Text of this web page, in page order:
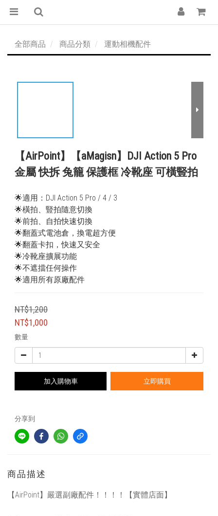
全部商品 商品分類 運動相機配件
【AirPoint】【aMagisn】DJI Action 5 Pro
金屬 快拆 兔籠 保護框 冷靴座 可橫豎拍
🌟適用：DJI Action 5 Pro / 4 / 3
🌟橫拍、豎拍隨意切換
🌟前拍、自拍快速切換
🌟翻蓋式電池倉，換電超方便
🌟翻蓋卡扣，快速又安全
🌟冷靴座擴展功能
🌟不遮擋任何操作
🌟適用所有原廠配件
NT$1,200
NT$1,000
數量
加入購物車 立即購買
分享到
商品描述
【AirPoint】嚴選副廠配件！！！！【實體店面】